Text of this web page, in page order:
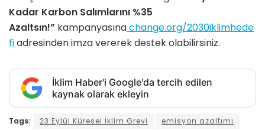
Kadar Karbon Salımlarını %35
Azaltsın!” kampanyasınachange.org/2030iklimhede
fiadresinden imza vererek destek olabilirsiniz.
İklim Haber'i Google'da tercih edilen
kaynak olarak ekleyin
Tags: 23 Eylül Küresel İklim Grevi
emisyon azaltımı